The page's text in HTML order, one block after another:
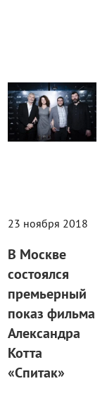
23 ноября 2018
В Москве
состоялся
премьерный
показ фильма
Александра
Котта
«Спитак»